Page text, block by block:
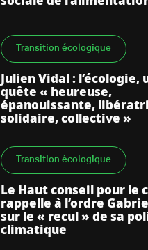
Transition écologique
Julien Vidal : l’écologie,
quête « heureuse,
épanouissante,
solidaire, collective »
Transition écologique
Le Haut conseil pour le
rappelle à l’ordre
sur le « recul » de sa
climatique